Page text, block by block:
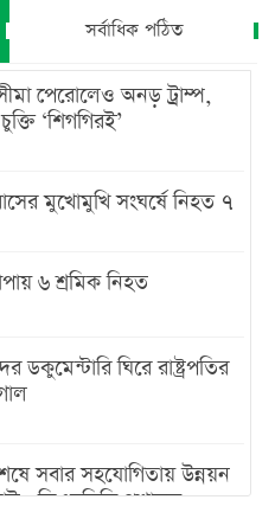
সর্বাধিক পঠিত
পেরোলেও অনড় ট্রাম্প,
‘শিগগিরই’
মুখোমুখি সংঘর্ষে নিহত ৭
৬ শ্রমিক নিহত
ডকুমেন্টারি ঘিরে রাষ্ট্রপতির
সবার সহযোগিতায় উন্নয়ন
: ডিএনসিসি প্রশাসক